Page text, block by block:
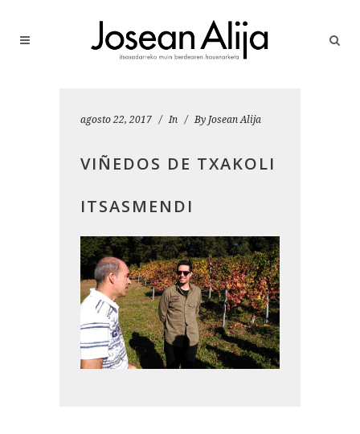
agosto 22, 2017 In By Josean Alija
VIÑEDOS DE TXAKOLI
ITSASMENDI